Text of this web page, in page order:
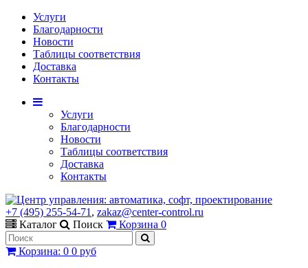
Услуги
Благодарности
Новости
Таблицы соответствия
Доставка
Контакты
Услуги
Благодарности
Новости
Таблицы соответствия
Доставка
Контакты
+7 (495) 255-54-71 , zakaz@center-control.ru
Каталог
Поиск Корзина 0
Корзина: 0 0 руб